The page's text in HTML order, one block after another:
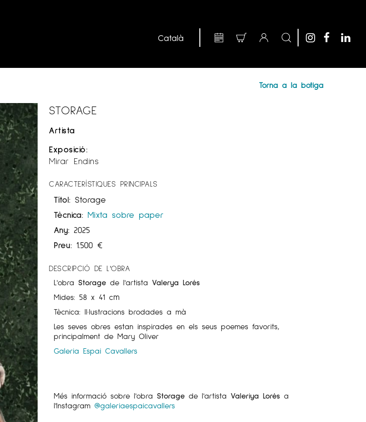
Torna a la botiga
STORAGE
Artista
Exposició:
Mirar Endins
CARACTERÍSTIQUES PRINCIPALS
Títol: Storage
Tècnica: Mixta sobre paper
Any: 2025
Preu: 1.500€
DESCRIPCIÓ DE L'OBRA
L'obraStorage de l'artistaValerya Lorés
Mides:58 x 41 cm
Tècnica:Il·lustracions brodades a mà
Les seves obres estan inspirades en els seus poemes favorits,
principalment de Mary Oliver
Galeria Espai Cavallers
Més informació sobre l'obraStorage de l'artistaValeriya Lorésa
l'Instagram@galeriaespaicavallers